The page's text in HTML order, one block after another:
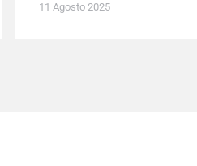
11 Agosto 2025